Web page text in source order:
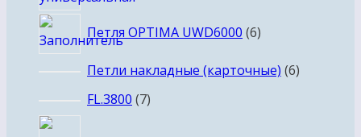
Петля OPTIMA UWD6000 66
Петли накладные (карточные) 66
FL.3800 77